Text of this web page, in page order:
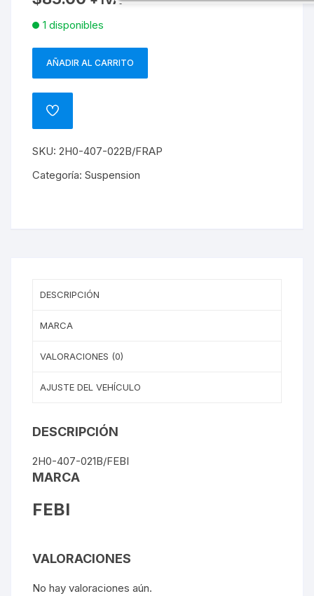
1 disponibles
MESA
SUSPENCION
LADO
SUPERIOR
AMAROK
AÑADIR AL CARRITO
ADD
SKU: 2H0-407-022B/FRAP
Categoría: Suspension
DESCRIPCIÓN
MARCA
VALORACIONES (0)
AJUSTE DEL VEHÍCULO
DESCRIPCIÓN
2H0-407-021B/FEBI
MARCA
FEBI
VALORACIONES
No hay valoraciones aún.